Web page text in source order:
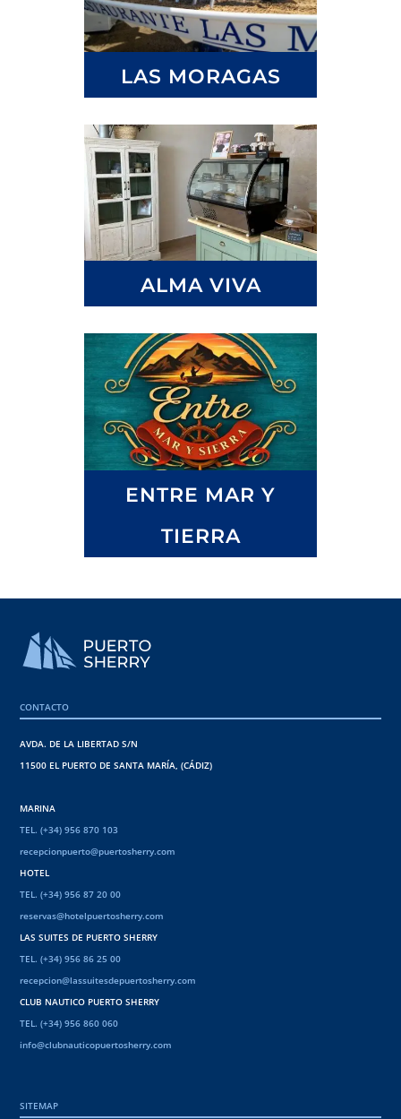
LAS MORAGAS
ALMA VIVA
ENTRE MAR Y
TIERRA
CONTACTO
AVDA. DE LA LIBERTAD S/N
11500 EL PUERTO DE SANTA MARÍA, (CÁDIZ)
MARINA
TEL. (+34) 956 870 103
recepcionpuerto@puertosherry.com
HOTEL
TEL. (+34) 956 87 20 00
reservas@hotelpuertosherry.com
LAS SUITES DE PUERTO SHERRY
TEL. (+34) 956 86 25 00
recepcion@lassuitesdepuertosherry.com
CLUB NAUTICO PUERTO SHERRY
TEL. (+34) 956 860 060
info@clubnauticopuertosherry.com
SITEMAP